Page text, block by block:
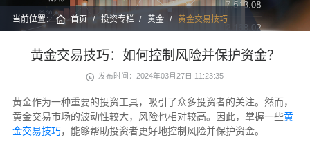
当前位置： 首页 投资专栏 黄金 黄金交易技巧
黄金交易技巧：如何控制风险并保护资金？
发布时间：2024年03月27日 11:23:35
黄金作为一种重要的投资工具，吸引了众多投资者的关注。然而，
黄金交易市场的波动性较大，风险也相对较高。因此，掌握一些黄
金交易技巧，能够帮助投资者更好地控制风险并保护资金。